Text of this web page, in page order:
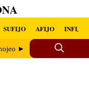
SUFIJO AFIJO INFIJO
►